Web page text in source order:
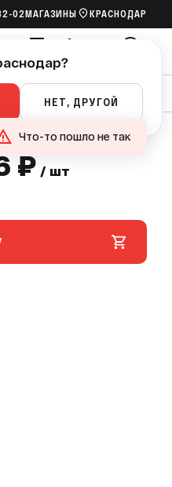
02 МАГАЗИНЫ КРАСНОДАР
СметыКорзина
Ручной инструмент
₽ / шт
НЕТ, ДРУГОЙ
Что-то пошло не так